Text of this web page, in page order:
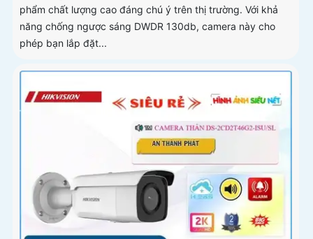
phẩm chất lượng cao đáng chú ý trên thị trường. Với khả
năng chống ngược sáng DWDR 130db, camera này cho
phép bạn lắp đặt...